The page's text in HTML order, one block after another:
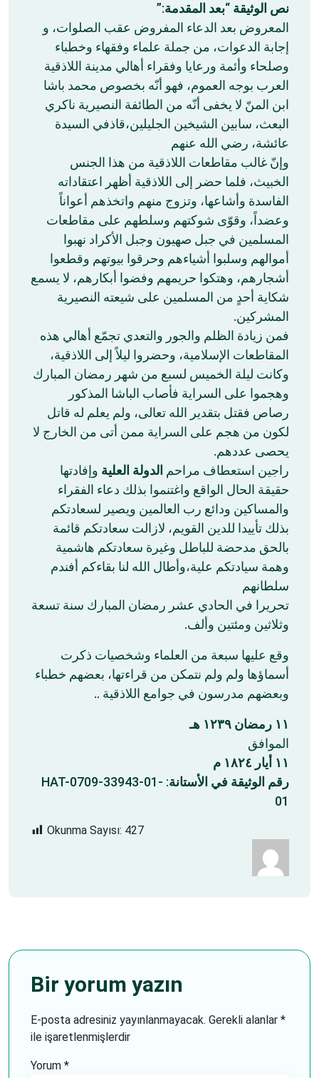
نص الوثيقة “بعد المقدمة:”
‏المعروض بعد الدعاء المفروض عقب الصلوات، و
إجابة الدعوات، من جملة علماء وفقهاء وخطباء
وصلحاء وأئمة ورعايا وفقراء أهالي مدينة اللاذقية
العرب بوجه العموم، فهو أنّه بخصوص محمد باشا
ابن المنّ لا يخفى أنّه من الطائفة النصيرية ناكري
البعث، سابين الشيخين الجليلين،قاذفي السيدة
عائشة، رضي الله عنهم
‏وإنّ غالب مقاطعات اللاذقية من هذا الجنس
الخبيث، فلما حضر إلى اللاذقية أظهر اعتقاداته
الفاسدة وأشاعها، وتزوج منهم واتخذهم أعواناً
وعضداً، وقوّى شوكتهم وسلطهم على مقاطعات
المسلمين في جبل صهيون وجبل الأكراد نهبوا
أموالهم وسلبوا أشياءهم وحرقوا بيوتهم وقطعوا
أشجارهم، وهتكوا حريمهم وفضوا أبكارهم، لا يسمع
شكاية أحدٍ من المسلمين على شيعته النصيرية
المشركين.
‏فمن زيادة الظلم والجور والتعدي تجمّع أهالي هذه
المقاطعات الإسلامية، وحضروا ليلاً إلى اللاذقية،
وكانت ليلة الخميس لسبع من شهر رمضان المبارك
وهجموا على السراية فأصاب الباشا المذكور
رصاص فقتل بتقدير الله تعالى، ولم يعلم له قاتل
لكون من هجم على السراية ممن أتى من الخارج لا
يحصى عددهم.
‏راجين استعطاف مراحم الدولة العلية وإفادتها
حقيقة الحال الواقع واغتنموا بذلك دعاء الفقراء
والمساكين ودائع رب العالمين ويصير لسعادتكم
بذلك تأييدا للدين القويم، لازالت سعادتكم قائمة
بالحق مدحضة للباطل وغيرة سعادتكم هاشمية
وهمة سيادتكم علية،وأطال الله لنا بقاءكم أفندم
سلطانهم
‏تحريرا في الحادي عشر رمضان المبارك سنة تسعة
وثلاثين ومئتين وألف.
‏وقع عليها سبعة من العلماء وشخصيات ذكرت
أسماؤها ولم ولم نتمكن من قراءتها، بعضهم خطباء
وبعضهم مدرسون في جوامع اللاذقية ..
١١ رمضان ١٢٣٩ هـ
‏الموافق
١١ أيار ١٨٢٤ م
رقم الوثيقة في الأستانة : HAT-0709-33943-01-
01
Okunma Sayısı: 427
Bir yorum yazın
E-posta adresiniz yayınlanmayacak. Gerekli alanlar *
ile işaretlenmişlerdir
Yorum *